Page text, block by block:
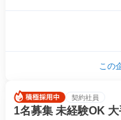
この
契約社員
1名募集 未経験OK